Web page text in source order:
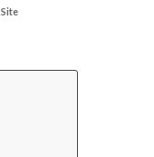
Site